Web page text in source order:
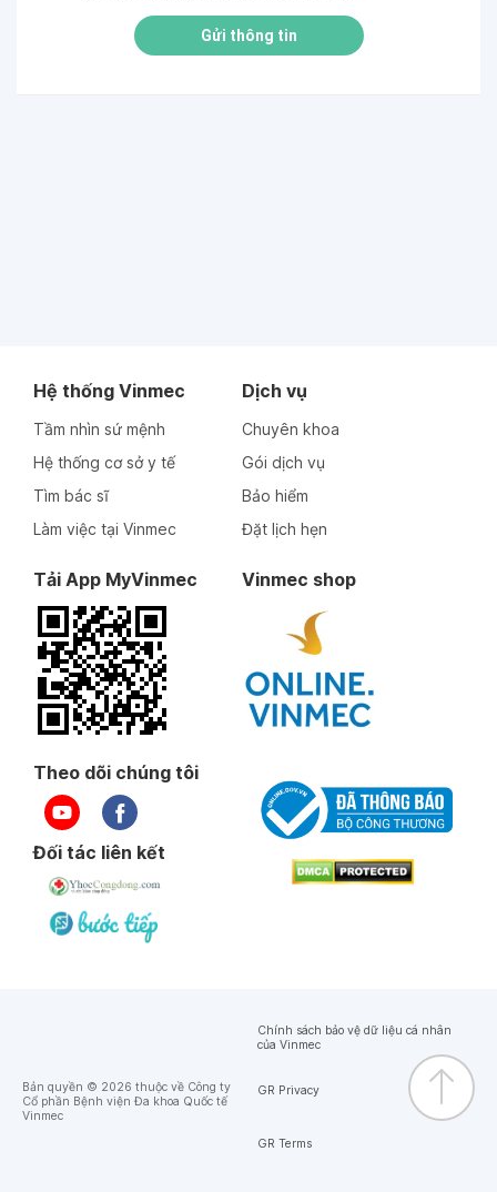
Gửi thông tin
Hệ thống Vinmec
Tầm nhìn sứ mệnh
Hệ thống cơ sở y tế
Tìm bác sĩ
Làm việc tại Vinmec
Dịch vụ
Chuyên khoa
Gói dịch vụ
Bảo hiểm
Đặt lịch hẹn
Tải App MyVinmec Vinmec shop
Theo dõi chúng tôi
Đối tác liên kết
Bản quyền © 2026 thuộc về Công ty
Cổ phần Bệnh viện Đa khoa Quốc tế
Vinmec
Chính sách bảo vệ dữ liệu cá nhân
của Vinmec
GR Privacy
GR Terms